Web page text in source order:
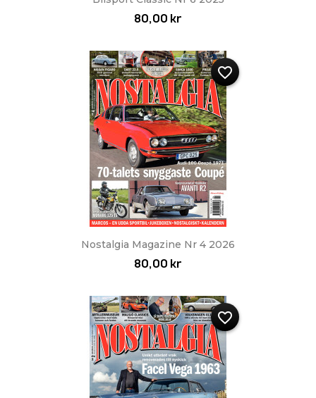
80,00 kr
Nostalgia Magazine Nr 4 2026
80,00 kr
favorite_border
favorite_border